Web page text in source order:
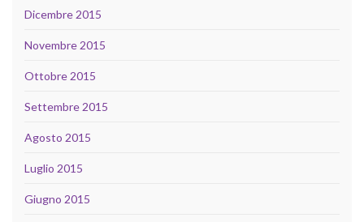
Dicembre 2015
Novembre 2015
Ottobre 2015
Settembre 2015
Agosto 2015
Luglio 2015
Giugno 2015